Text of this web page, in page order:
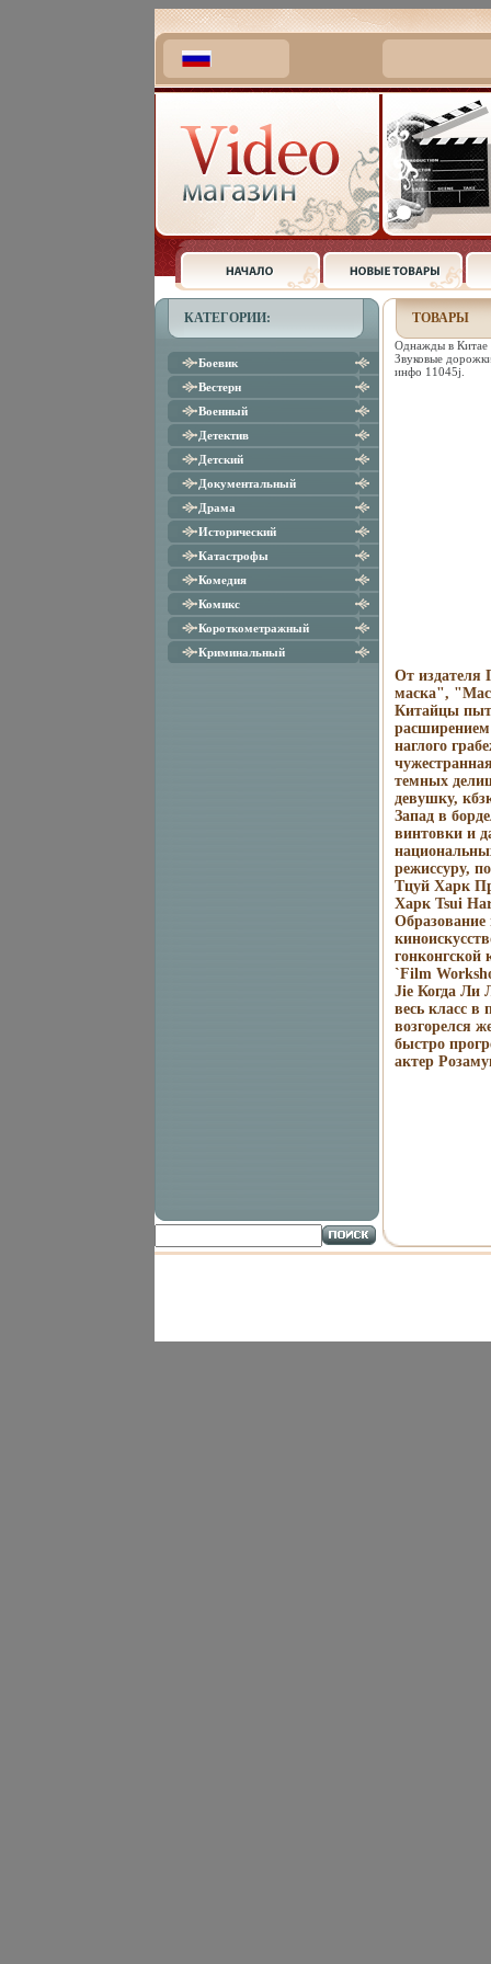
КАТЕГОРИИ:
Боевик
Вестерн
Военный
Детектив
Детский
Документальный
Драма
Исторический
Катастрофы
Комедия
Комикс
Короткометражный
Криминальный
ТОВАРЫ
Однажды в Китае
Звуковые
инфо 11045j.
От издателя
маска",
Китайцы
наглого
темных
девушку,
Запад в
винтовки и
режиссуру,
Тцуй Харк
Харк Tsui
Образование
гонконгской
`Film
Jie Когда Ли
весь класс
возгорелся
быстро
актер